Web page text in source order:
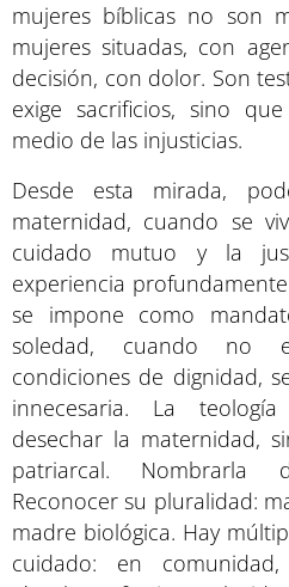
mujeres bíblicas no son
mujeres situadas, con
decisión, con dolor. Son
exige sacrificios, sino
medio de las injusticias.
Desde esta mirada,
maternidad, cuando se
cuidado mutuo y la
experiencia
se impone como
soledad, cuando no
condiciones de dignidad,
innecesaria. La
desechar la maternidad,
patriarcal. Nombrarla
Reconocer su pluralidad:
madre biológica. Hay
cuidado: en